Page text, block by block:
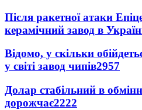
Після ракетної атаки
керамічний завод в
Відомо, у скільки
у світі завод чипів2957
Долар стабільний в
дорожчає2222